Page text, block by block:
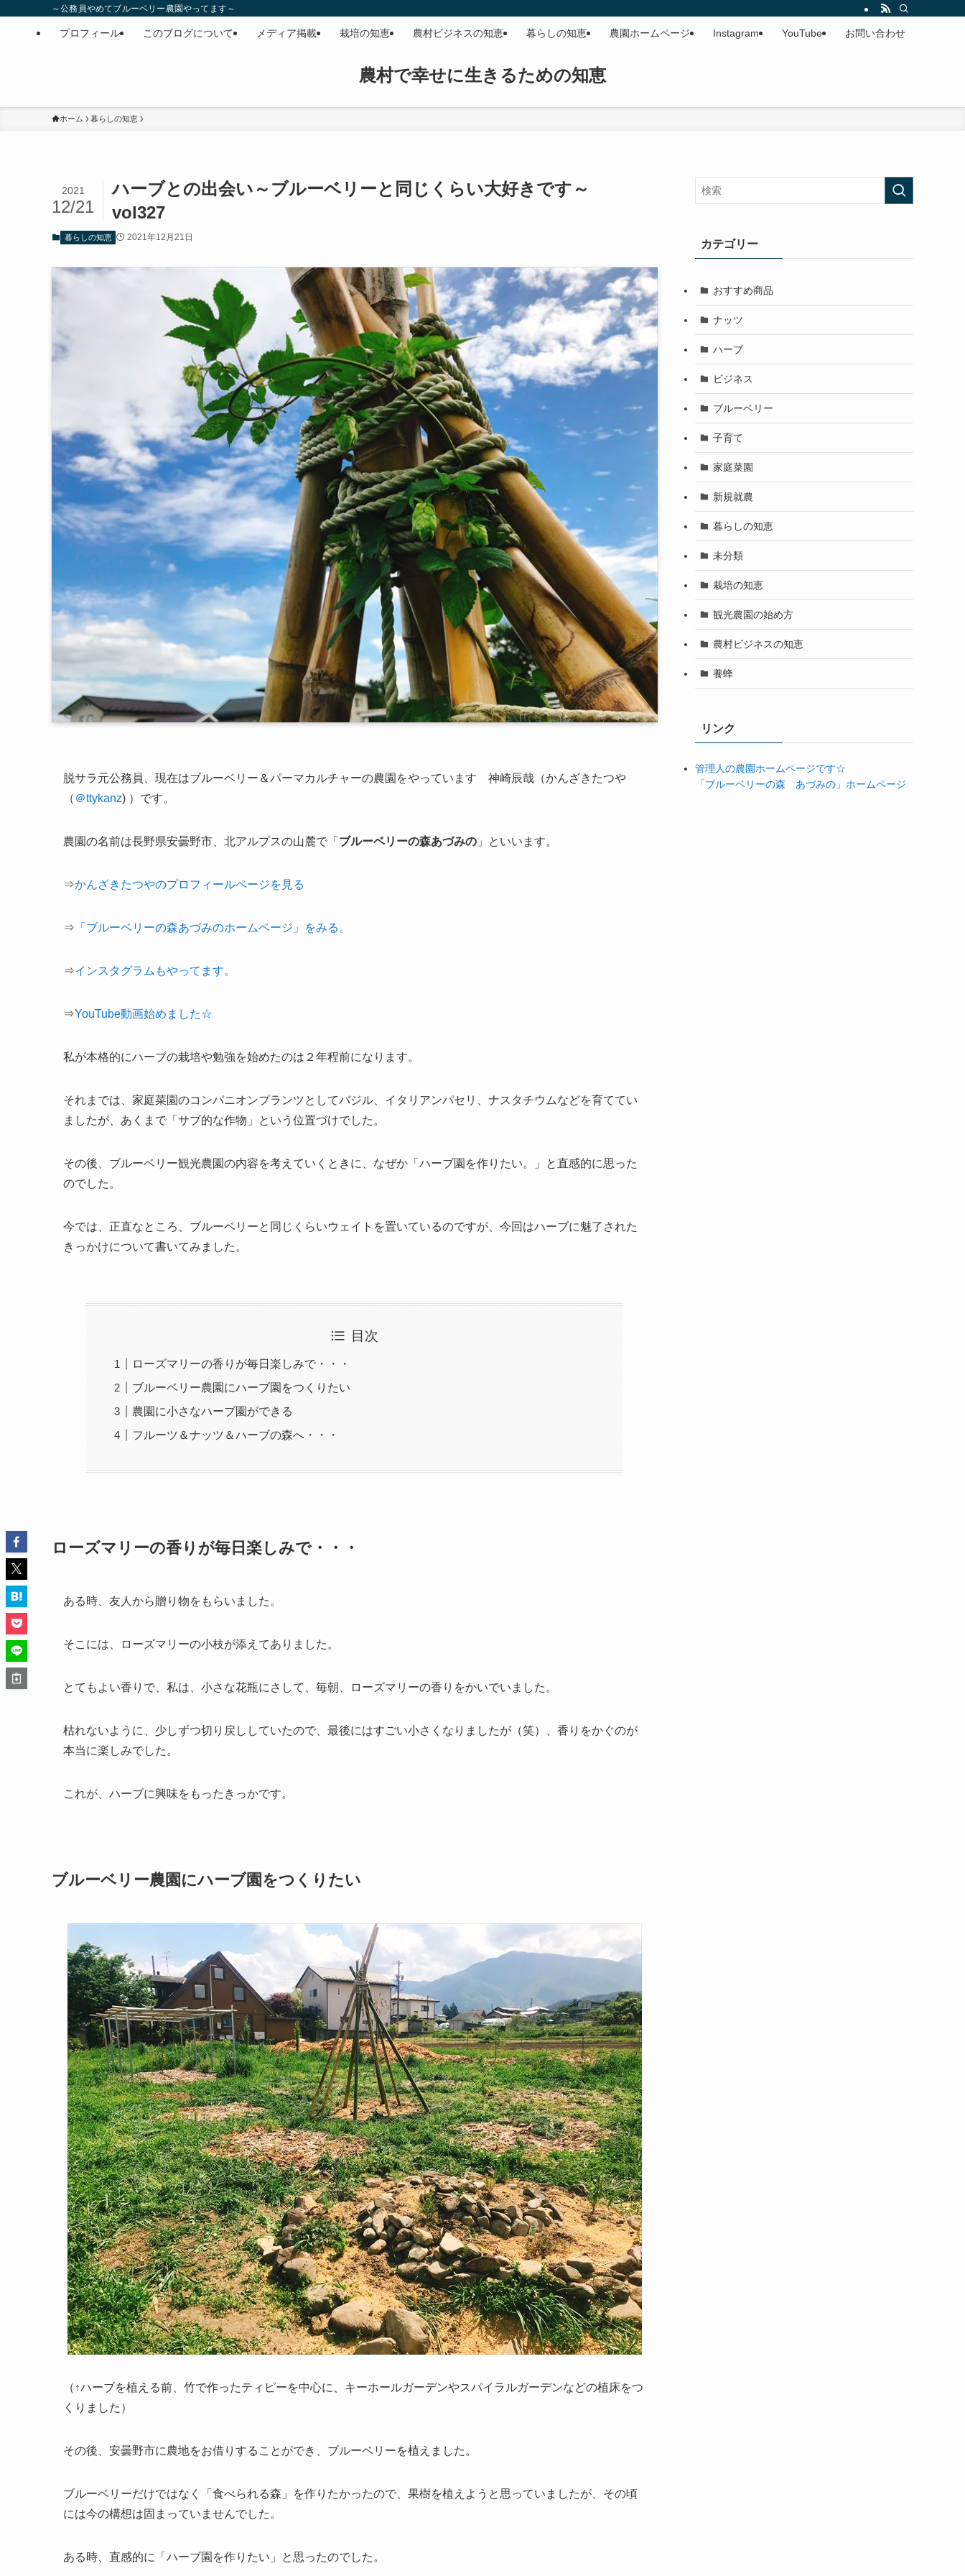
～公務員やめてブルーベリー農園やってます～
農村で幸せに生きるための知恵
プロフィール このブログについて メディア掲載 栽培の知恵 農村ビジネスの知恵 暮らしの知恵 農園ホームページ Instagram YouTube お問い合わせ
ホーム 暮らしの知恵
ハーブとの出会い～ブルーベリーと同じくらい大好きです～
vol327
2021
12/21
暮らしの知恵 2021年12月21日
脱サラ元公務員、現在はブルーベリー＆パーマカルチャーの農園 をやっています 神崎辰哉（かんざきたつや
（ ＠ttykanz) ）です。
農園の名前は長野県安曇野市、北アルプスの山麓で「 ブルーベリーの森あづみの 」といいます。
⇒かんざきたつやのプロフィールページを見る
⇒ 「ブルーベリーの森あづみのホームページ」をみる。
⇒インスタグラムもやってます。
⇒YouTube動画始めました☆
私が本格的にハーブの栽培や勉強を始めたのは２年程前になります。
それまでは、家庭菜園のコンパニオンプランツとしてバジル、イタリアンパセリ、ナスタチウムなどを育ててい
ましたが、あくまで「サブ的な作物」という位置づけでした。
その後、ブルーベリー観光農園の内容を考えていくときに、なぜか「ハーブ園を作りたい。」と直感的に思った
のでした。
今では、正直なところ、ブルーベリーと同じくらいウェイトを置いているのですが、今回はハーブに魅了された
きっかけについて書いてみました。
目次
ローズマリーの香りが毎日楽しみで・・・
ブルーベリー農園にハーブ園をつくりたい
農園に小さなハーブ園ができる
フルーツ＆ナッツ＆ハーブの森へ・・・
ローズマリーの香りが毎日楽しみで・・・
ある時、友人から贈り物をもらいました。
そこには、ローズマリーの小枝が添えてありました。
とてもよい香りで、私は、小さな花瓶にさして、毎朝、ローズマリーの香りをかいでいました。
枯れないように、少しずつ切り戻ししていたので、最後にはすごい小さくなりましたが（笑）、香りをかぐのが
本当に楽しみでした。
これが、ハーブに興味をもったきっかです。
ブルーベリー農園にハーブ園をつくりたい
（↑ハーブを植える前、竹で作ったティピーを中心に、キーホールガーデンやスパイラルガーデンなどの植床をつ
くりました）
その後、安曇野市に農地をお借りすることができ、ブルーベリーを植えました。
ブルーベリーだけではなく「食べられる森」を作りたかったので、果樹を植えようと思っていましたが、その頃
には今の構想は固まっていませんでした。
ある時、直感的に「ハーブ園を作りたい」と思ったのでした。
カテゴリー
おすすめ商品
ナッツ
ハーブ
ビジネス
ブルーベリー
子育て
家庭菜園
新規就農
暮らしの知恵
未分類
栽培の知恵
観光農園の始め方
農村ビジネスの知恵
養蜂
リンク
管理人の農園ホームページです☆
「ブルーベリーの森 あづみの」ホームページ